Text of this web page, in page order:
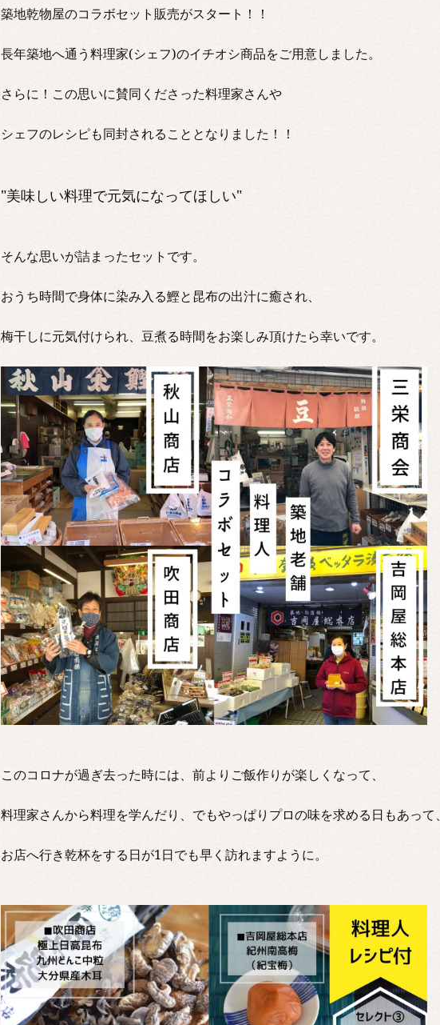
築地乾物屋のコラボセット販売がスタート！！
長年築地へ通う料理家(シェフ)のイチオシ商品をご用意しました。
さらに！この思いに賛同くださった料理家さんや
シェフのレシピも同封されることとなりました！！
"美味しい料理で元気になってほしい"
そんな思いが詰まったセットです。
おうち時間で身体に染み入る鰹と昆布の出汁に癒され、
梅干しに元気付けられ、豆煮る時間をお楽しみ頂けたら幸いです。
このコロナが過ぎ去った時には、前よりご飯作りが楽しくなって、
料理家さんから料理を学んだり、でもやっぱりプロの味を求める日もあって、
お店へ行き乾杯をする日が1日でも早く訪れますように。